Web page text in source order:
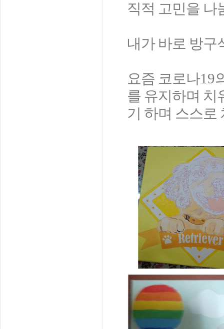
직적 고민을 나
내가 바로 방구
요즘 코로나19
를 유지하며 치
기 하며 스스로